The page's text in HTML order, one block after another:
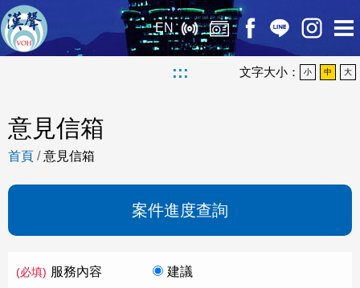
EN
::: 文字大小： 小 中 大
意見信箱
首頁 /意見信箱
案件進度查詢
(必填) 服務內容 建議